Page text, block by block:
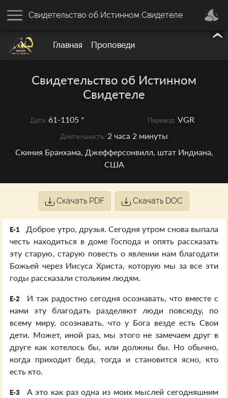
Главная Проповеди
Свидетельство об Истинном Свидетеле
Свидетельство об Истинном
Свидетеле
Дата: 61-1105 * Перевод: VGR
Длительность: 2 часа 2 минуты
Скиния Бранхама, Джефферсонвилл, штат Индиана,
США
Скачать PDF Скачать DOC
E-1
Доброе утро, друзья. Сегодня утром снова выпала
честь находиться в доме Господа и опять рассказать
эту старую, старую повесть о явлении нам благодати
Божьей через Иисуса Христа, которую мы за все эти
годы рассказали стольким людям.
E-2
И так радостно сегодня осознавать, что вместе с
нами эту благодать разделяют люди повсюду, по
всему миру, осознавать, что у Бога везде есть Свои
дети. Может, иной раз, мы этого не замечаем друг в
друге как хотелось бы, или должны бы. Но обычно,
когда приходит беда, тогда и становится ясно, кто
есть кто.
E-3
А это как раз одна из моих мыслей сегодняшним